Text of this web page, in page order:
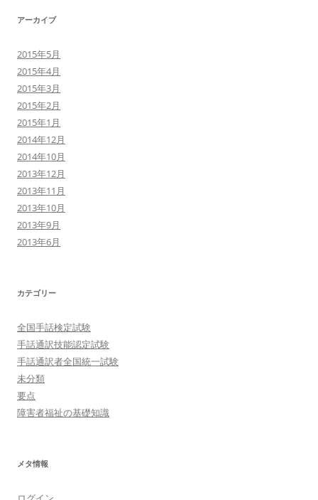
アーカイブ
2015年5月
2015年4月
2015年3月
2015年2月
2015年1月
2014年12月
2014年10月
2013年12月
2013年11月
2013年10月
2013年9月
2013年6月
カテゴリー
全国手話検定試験
手話通訳技能認定試験
手話通訳者全国統一試験
未分類
要点
障害者福祉の基礎知識
メタ情報